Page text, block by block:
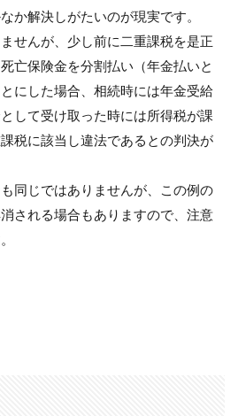
か解決しがたいのが現実です。
せんが、少し前に二重課税を是正
亡保険金を分割払い（年金払いと
にした場合、相続時には年金受給
して受け取った時には所得税が課
税に該当し違法であるとの判決が
同じではありませんが、この例の
される場合もありますので、注意